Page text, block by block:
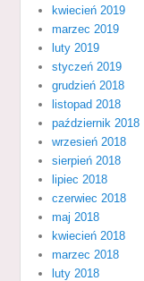
kwiecień 2019
marzec 2019
luty 2019
styczeń 2019
grudzień 2018
listopad 2018
październik 2018
wrzesień 2018
sierpień 2018
lipiec 2018
czerwiec 2018
maj 2018
kwiecień 2018
marzec 2018
luty 2018